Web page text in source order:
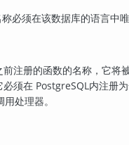
必须在该数据库的语言中唯
前注册的函数的名称，它将
必须在 PostgreSQL 内注册
处理器。